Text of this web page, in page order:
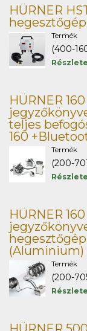
HÜRNER
hegesztőgép
Termék
(400-
HÜRNER
teljes
160
Termék
(200-
HÜRNER
(Aluminium)
Termék
(200-